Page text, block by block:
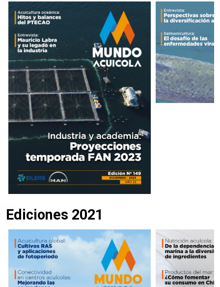
Ediciones 2021